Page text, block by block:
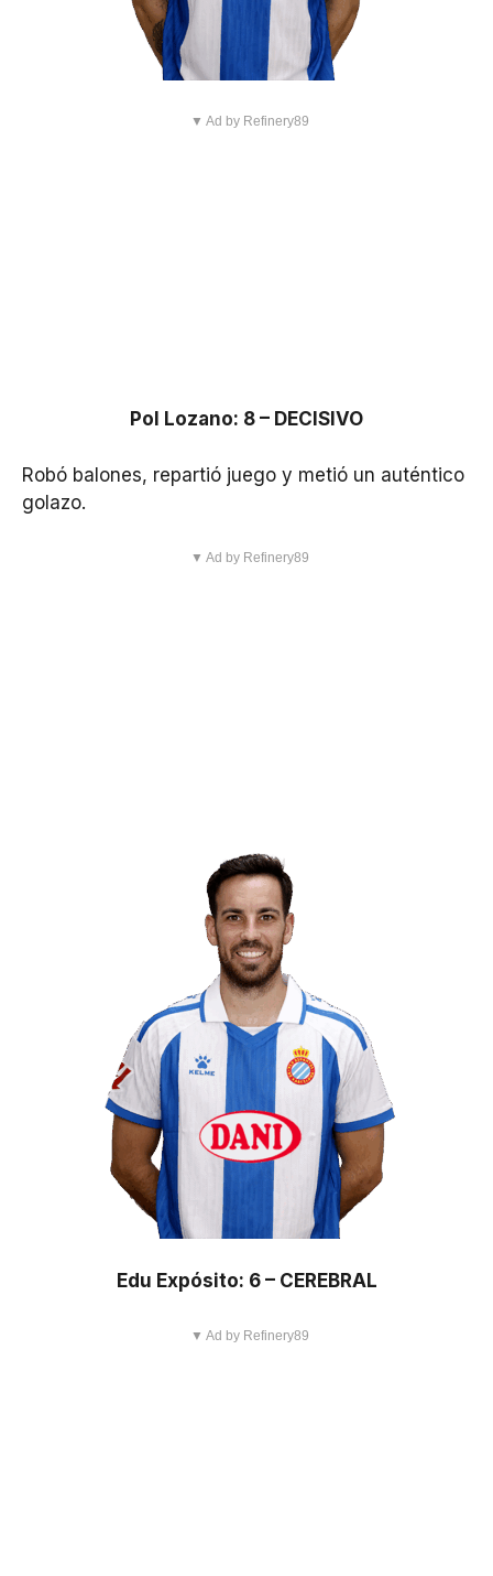
▼ Ad by Refinery89
Pol Lozano: 8 – DECISIVO
Robó balones, repartió juego y metió un auténtico
golazo.
▼ Ad by Refinery89
Edu Expósito: 6 – CEREBRAL
▼ Ad by Refinery89